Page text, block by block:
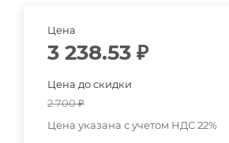
Цена
3 238.53 ₽
Цена до скидки
2 700₽
Цена указана с учетом НДС 22%